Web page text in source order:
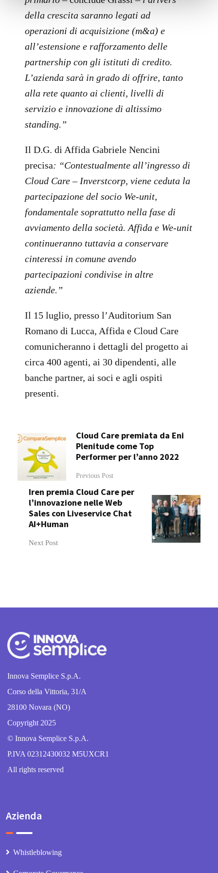
della crescita saranno legati ad
operazioni di acquisizione (m&a) e
all’estensione e rafforzamento delle
partnership con gli istituti di credito.
L’azienda sarà in grado di offrire, tanto
alla rete quanto ai clienti, livelli di
servizio e innovazione di altissimo
standing.”
Il D.G. di Affida Gabriele Nencini
precisa: “Contestualmente all’ingresso di
Cloud Care – Inverstcorp, viene ceduta la
partecipazione del socio We-unit,
fondamentale soprattutto nella fase di
avviamento della società. Affida e We-unit
continueranno tuttavia a conservare
cinteressi in comune avendo
partecipazioni condivise in altre
aziende.”
Il 15 luglio, presso l’Auditorium San
Romano di Lucca, Affida e Cloud Care
comunicheranno i dettagli del progetto ai
circa 400 agenti, ai 30 dipendenti, alle
banche partner, ai soci e agli ospiti
presenti.
Cloud Care premiata da Eni
Plenitude come Top
Performer per l’anno 2022
Previous Post
Iren premia Cloud Care per
l’innovazione nelle Web
Sales con Liveservice Chat
AI+Human
Next Post
Innova Semplice S.p.A.
Corso della Vittoria, 31/A
28100 Novara (NO)
Copyright 2025
© Innova Semplice S.p.A.
P.IVA 02312430032 M5UXCR1
All rights reserved
Azienda
Whistleblowing